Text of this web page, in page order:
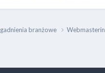
branżowe